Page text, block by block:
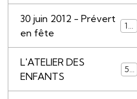
30 juin 2012 - Prévert
en fête
110
L'ATELIER DES
ENFANTS
55